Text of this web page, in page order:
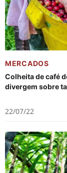
MERCADOS
Colheita de café
divergem sobre
22/07/22